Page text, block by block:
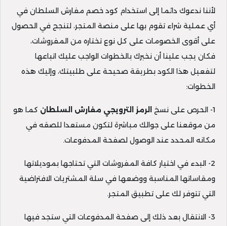
لأننا ندعوك دائما إلى استخدام كود خصم مفارش السلطان في
أي عملية شراء تقوم بها على منصة المتجر، لتنجح في الحصول
على أقوى الخصومات على كل نوع تختاره من المفروشات،
فكان يجب علينا أن نخبرك بالخطوات الواجب عليك اتباعها
لتفعيل هذا الكود بطريقة صحيحة على طلبيتك، وإليك هذه
الخطوات:
1- الحرص على نسخ الرمز الترويجي مفارش السلطان كما هو
من موقعنا على جوالك مباشرة لتكون مستعدا للصقه في
مكانه المحدد عند الوصول لصفحة المدفوعات.
2- البدء في اختيار كافة المفروشات التي تحتاجها بموديلاتها
ومقاساتها المناسبة ووضعها في سلة المشتريات الافتراضية
التي تتوفر لك على تطبيق المتجر.
3- الانتقال بعد ذلك إلى صفحة المدفوعات التي ستجد فيها